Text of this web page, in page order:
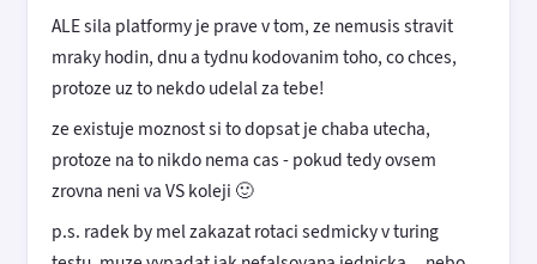
ALE sila platformy je prave v tom, ze nemusis stravit
mraky hodin, dnu a tydnu kodovanim toho, co chces,
protoze uz to nekdo udelal za tebe!
ze existuje moznost si to dopsat je chaba utecha,
protoze na to nikdo nema cas - pokud tedy ovsem
zrovna neni va VS koleji 🙂
p.s. radek by mel zakazat rotaci sedmicky v turing